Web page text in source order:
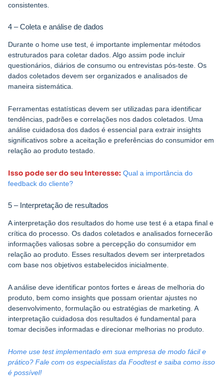
consistentes.
4 – Coleta e análise de dados
Durante o home use test, é importante implementar métodos
estruturados para coletar dados. Algo assim pode incluir
questionários, diários de consumo ou entrevistas pós-teste. Os
dados coletados devem ser organizados e analisados de
maneira sistemática.
Ferramentas estatísticas devem ser utilizadas para identificar
tendências, padrões e correlações nos dados coletados. Uma
análise cuidadosa dos dados é essencial para extrair insights
significativos sobre a aceitação e preferências do consumidor em
relação ao produto testado.
Isso pode ser do seu interesse: Qual a importância do
feedback do cliente?
5 – Interpretação de resultados
A interpretação dos resultados do home use test é a etapa final e
crítica do processo. Os dados coletados e analisados fornecerão
informações valiosas sobre a percepção do consumidor em
relação ao produto. Esses resultados devem ser interpretados
com base nos objetivos estabelecidos inicialmente.
A análise deve identificar pontos fortes e áreas de melhoria do
produto, bem como insights que possam orientar ajustes no
desenvolvimento, formulação ou estratégias de marketing. A
interpretação cuidadosa dos resultados é fundamental para
tomar decisões informadas e direcionar melhorias no produto.
Home use test implementado em sua empresa de modo fácil e
prático? Fale com os especialistas da Foodtest e saiba como isso
é possível!